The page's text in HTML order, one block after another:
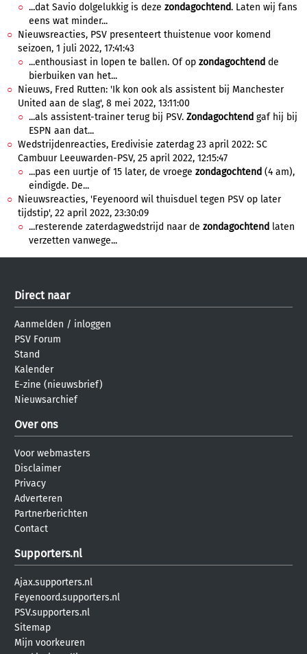
...dat Savio dolgelukkig is deze zondagochtend. Laten wij fans
eens wat minder...
Nieuwsreacties, PSV presenteert thuistenue voor komend
seizoen, 1 juli 2022, 17:41:43
...enthousiast in lopen te ballen. Of op zondagochtend de
bierbuiken van het...
Nieuws, Fred Rutten: 'Ik kon ook als assistent bij Manchester
United aan de slag', 8 mei 2022, 13:11:00
...als assistent-trainer terug bij PSV. Zondagochtend gaf hij bij
ESPN aan dat...
Wedstrijdenreacties, Eredivisie zaterdag 23 april 2022: SC
Cambuur Leeuwarden-PSV, 25 april 2022, 12:15:47
...pas een uurtje of 15 later, de vroege zondagochtend (4 am),
eindigde. De...
Nieuwsreacties, 'Feyenoord wil thuisduel tegen PSV op later
tijdstip', 22 april 2022, 23:30:09
...resterende zaterdagwedstrijd naar de zondagochtend laten
verzetten vanwege...
Direct naar
Aanmelden / inloggen
PSV Forum
Stand
Kalender
E-zine (nieuwsbrief)
Nieuwsarchief
Over ons
Voor webmasters
Disclaimer
Privacy
Adverteren
Partnerberichten
Contact
Supporters.nl
Ajax.supporters.nl
Feyenoord.supporters.nl
PSV.supporters.nl
Sitemap
Mijn voorkeuren